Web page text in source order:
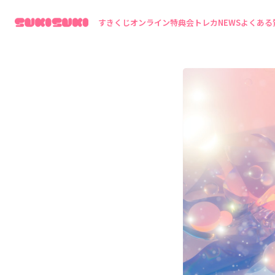
すきくじオンライン特典会 トレカNEWSよくある